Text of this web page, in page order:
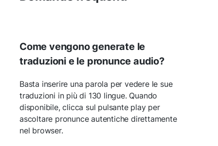
Come vengono generate le
traduzioni e le pronunce audio?
Basta inserire una parola per vedere le sue
traduzioni in più di 130 lingue. Quando
disponibile, clicca sul pulsante play per
ascoltare pronunce autentiche direttamente
nel browser.